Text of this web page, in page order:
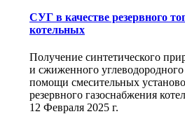
СУГ в качестве резервного
котельных
Получение синтетического
и сжиженного
помощи смесительных
резервного газоснабжения
12 Февраля 2025 г.